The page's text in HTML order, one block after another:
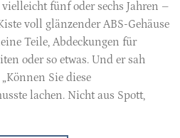
fünf oder sechs Jahren –
voll glänzender ABS-Gehäuse
Teile, Abdeckungen für
oder so etwas. Und er sah
Sie diese
lachen. Nicht aus Spott,